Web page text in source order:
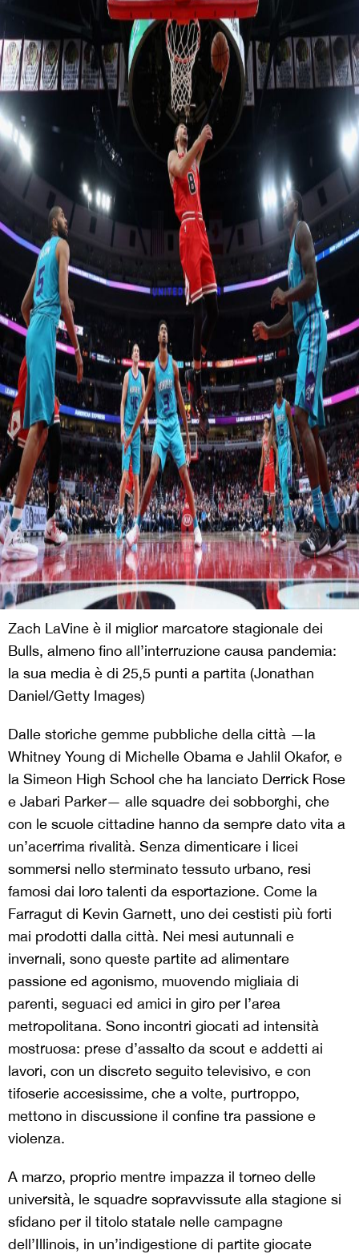
Zach LaVine è il miglior marcatore stagionale dei
Bulls, almeno fino all’interruzione causa pandemia:
la sua media è di 25,5 punti a partita (Jonathan
Daniel/Getty Images)
Dalle storiche gemme pubbliche della città —la
Whitney Young di Michelle Obama e Jahlil Okafor, e
la Simeon High School che ha lanciato Derrick Rose
e Jabari Parker— alle squadre dei sobborghi, che
con le scuole cittadine hanno da sempre dato vita a
un’acerrima rivalità. Senza dimenticare i licei
sommersi nello sterminato tessuto urbano, resi
famosi dai loro talenti da esportazione. Come la
Farragut di Kevin Garnett, uno dei cestisti più forti
mai prodotti dalla città. Nei mesi autunnali e
invernali, sono queste partite ad alimentare
passione ed agonismo, muovendo migliaia di
parenti, seguaci ed amici in giro per l’area
metropolitana. Sono incontri giocati ad intensità
mostruosa: prese d’assalto da scout e addetti ai
lavori, con un discreto seguito televisivo, e con
tifoserie accesissime, che a volte, purtroppo,
mettono in discussione il confine tra passione e
violenza.
A marzo, proprio mentre impazza il torneo delle
università, le squadre sopravvissute alla stagione si
sfidano per il titolo statale nelle campagne
dell’Illinois, in un’indigestione di partite giocate